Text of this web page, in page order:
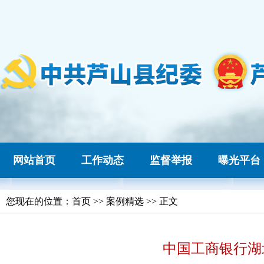
网站首页 工作动态 监督举报 曝光平台
您现在的位置： 首页 >> 案例精选 >> 正文
中国工商银行